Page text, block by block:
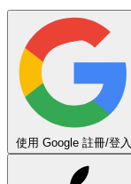
使用 Google 註冊/登入